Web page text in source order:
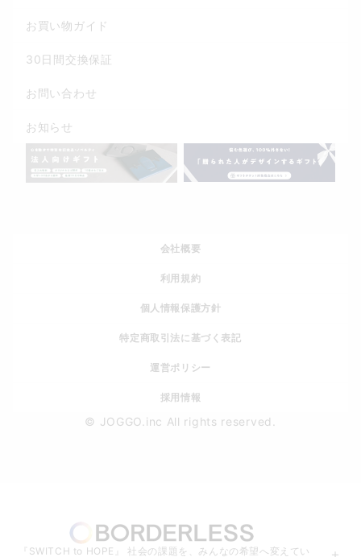
お買い物ガイド
30日間交換保証
お問い合わせ
お知らせ
会社概要
利用規約
個人情報保護方針
特定商取引法に基づく表記
運営ポリシー
採用情報
© JOGGO.inc All rights reserved.
『SWITCH to HOPE』 社会の課題を、みんなの希望へ変えてい ＋